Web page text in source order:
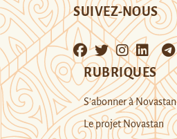
SUIVEZ-NOUS
RUBRIQUES
S’abonner à Novastan
Le projet Novastan